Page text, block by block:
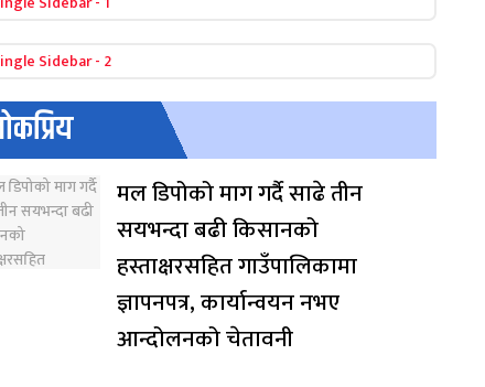
मल डिपोको माग गर्दै साढे तीन
सयभन्दा बढी किसानको
हस्ताक्षरसहित गाउँपालिकामा
ज्ञापनपत्र, कार्यान्वयन नभए
आन्दोलनको चेतावनी